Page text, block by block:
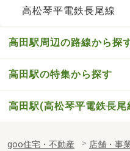
高松琴平電鉄長尾線
高田駅周辺の路線から探
高田駅の特集から探す
高田駅(高松琴平電鉄長
goo住宅・不動産 店舗・事